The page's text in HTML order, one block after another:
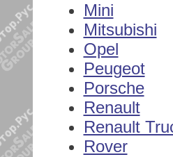
Mini
Mitsubishi
Opel
Peugeot
Porsche
Renault
Renault
Rover